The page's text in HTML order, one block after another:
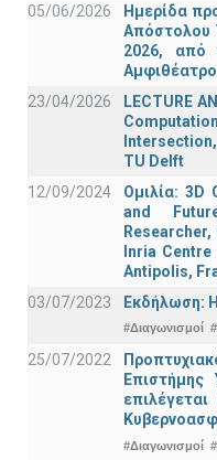
05/06/2026
Ημερίδα
Απόστολου
2026, από
Αμφιθέατρο
23/04/2026
LECTURE
TU Delft
12/09/2024
Ομιλία: 3D
and
Inria
Antipolis,
03/07/2023
Εκδήλωση:
#Διαγωνισμοί
25/07/2022
#Διαγωνισμοί